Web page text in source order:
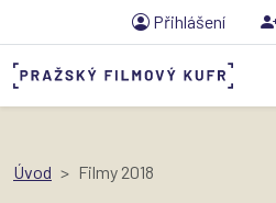
Přihlášení
Úvod Filmy 2018